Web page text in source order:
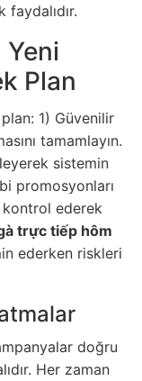
Yeni
Plan
1) Güvenilir
tamamlayın.
sistemin
promosyonları
kontrol ederek
trực tiếp hôm
ederken riskleri
doğru
Her zaman